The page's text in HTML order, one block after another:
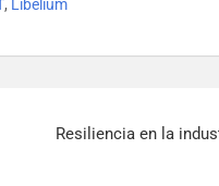
, Libelium
Resiliencia en la